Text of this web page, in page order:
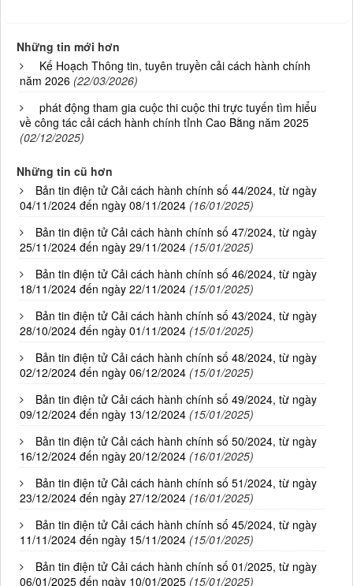
Những tin mới hơn
Kế Hoạch Thông tin, tuyên truyền cải cách hành chính
năm 2026 (22/03/2026)
phát động tham gia cuộc thi cuộc thi trực tuyến tìm hiểu
về công tác cải cách hành chính tỉnh Cao Bằng năm 2025
(02/12/2025)
Những tin cũ hơn
Bản tin điện tử Cải cách hành chính số 44/2024, từ ngày
04/11/2024 đến ngày 08/11/2024 (16/01/2025)
Bản tin điện tử Cải cách hành chính số 47/2024, từ ngày
25/11/2024 đến ngày 29/11/2024 (15/01/2025)
Bản tin điện tử Cải cách hành chính số 46/2024, từ ngày
18/11/2024 đến ngày 22/11/2024 (15/01/2025)
Bản tin điện tử Cải cách hành chính số 43/2024, từ ngày
28/10/2024 đến ngày 01/11/2024 (15/01/2025)
Bản tin điện tử Cải cách hành chính số 48/2024, từ ngày
02/12/2024 đến ngày 06/12/2024 (15/01/2025)
Bản tin điện tử Cải cách hành chính số 49/2024, từ ngày
09/12/2024 đến ngày 13/12/2024 (15/01/2025)
Bản tin điện tử Cải cách hành chính số 50/2024, từ ngày
16/12/2024 đến ngày 20/12/2024 (16/01/2025)
Bản tin điện tử Cải cách hành chính số 51/2024, từ ngày
23/12/2024 đến ngày 27/12/2024 (16/01/2025)
Bản tin điện tử Cải cách hành chính số 45/2024, từ ngày
11/11/2024 đến ngày 15/11/2024 (15/01/2025)
Bản tin điện tử Cải cách hành chính số 01/2025, từ ngày
06/01/2025 đến ngày 10/01/2025 (15/01/2025)